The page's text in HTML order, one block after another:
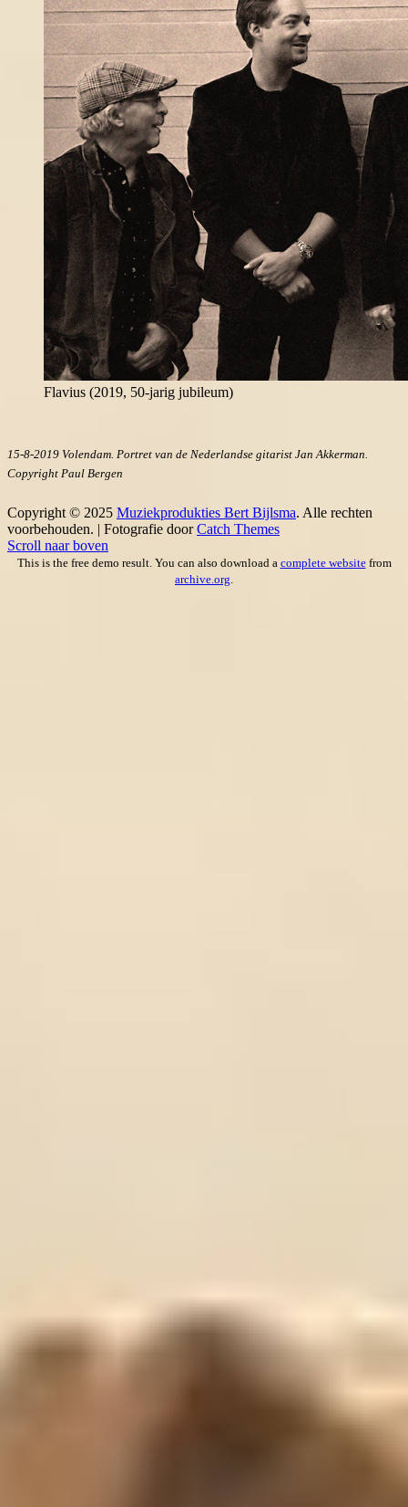
Flavius (2019, 50-jarig jubileum)
15-8-2019 Volendam. Portret van de Nederlandse gitarist Jan Akkerman.
Copyright Paul Bergen
Copyright © 2025 Muziekprodukties Bert Bijlsma. Alle rechten
voorbehouden. | Fotografie doorCatch Themes
Scroll naar boven
This is the free demo result. You can also download a complete websitefrom
archive.org.